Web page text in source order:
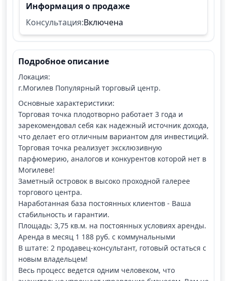
Информация о продаже
Консультация:Включена
Подробное описание
Локация:
г.Могилев Популярный торговый центр.
Основные характеристики:
Торговая точка плодотворно работает 3 года и
зарекомендовал себя как надежный источник дохода,
что делает его отличным вариантом для инвестиций.
Торговая точка реализует эксклюзивную
парфюмерию, аналогов и конкурентов которой нет в
Могилеве!
Заметный островок в высоко проходной галерее
торгового центра.
Наработанная база постоянных клиентов - Ваша
стабильность и гарантии.
Площадь: 3,75 кв.м. на постоянных условиях аренды.
Аренда в месяц 1 188 руб. с коммунальными
В штате: 2 продавец-консультант, готовый остаться с
новым владельцем!
Весь процесс ведется одним человеком, что